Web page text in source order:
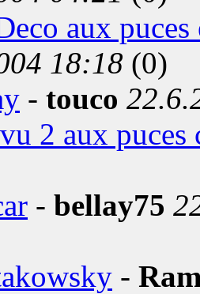
aux puces
18:18 (0)
- touco
2 aux puces
- bellay75
-